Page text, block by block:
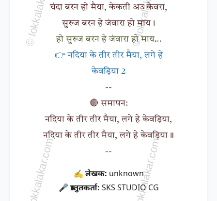
चंदा बरन हो मैया, केकती अउ केवरा,
सुरुज बरन हे जंवारा हो माय।
हो सुरुज बरन हे जंवारा हो माय…
👉 नदिया के तीर तीर मैया, लगे हे
केवड़िया 2
--
🔴 समापन:
नदिया के तीर तीर मैया, लगे हे केवड़िया,
नदिया के तीर तीर मैया, लगे हे केवड़िया॥
--
✍ लेखक: unknown
🎤 प्रस्तुतकर्ता: SKS STUDIO CG